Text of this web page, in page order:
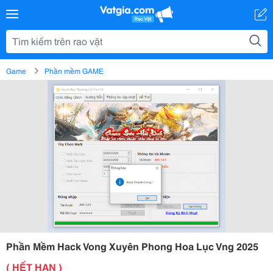
Game Phần mềm GAME
Phần Mềm Hack Vong Xuyên Phong Hoa Lục Vng 2025
( HẾT HẠN )